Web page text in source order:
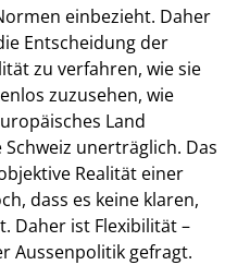
einbezieht. Daher
Entscheidung der
zu verfahren, wie sie
zuzusehen, wie
Land
unerträglich. Das
Realität einer
dass es keine klaren,
Daher ist Flexibilität –
Aussenpolitik gefragt.